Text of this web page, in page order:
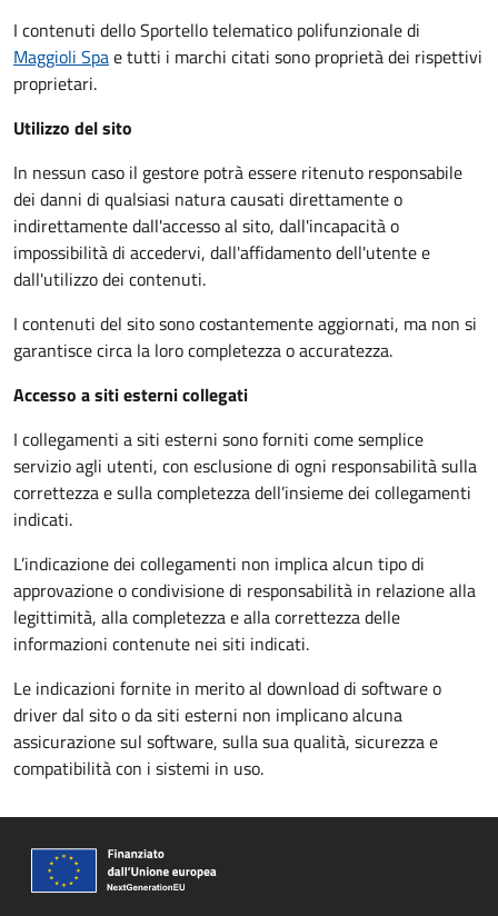
I contenuti dello Sportello telematico polifunzionaledi
Maggioli Spae tutti i marchi citati sono proprietà dei rispettivi
proprietari.
Utilizzo del sito
In nessun caso il gestore potrà essere ritenuto responsabile
dei danni di qualsiasi natura causati direttamente o
indirettamente dall'accesso al sito, dall'incapacità o
impossibilità di accedervi, dall'affidamento dell'utente e
dall'utilizzo dei contenuti.
I contenuti del sito sono costantemente aggiornati, ma non si
garantisce circa la loro completezza o accuratezza.
Accesso a siti esterni collegati
I collegamenti a siti esterni sono forniti come semplice
servizio agli utenti, con esclusione di ogni responsabilità sulla
correttezza e sulla completezza dell’insieme dei collegamenti
indicati.
L’indicazione dei collegamenti non implica alcun tipo di
approvazione o condivisione di responsabilità in relazione alla
legittimità, alla completezza e alla correttezza delle
informazioni contenute nei siti indicati.
Le indicazioni fornite in merito al download di software o
driver dal sito o da siti esterni non implicano alcuna
assicurazione sul software, sulla sua qualità, sicurezza e
compatibilità con i sistemi in uso.